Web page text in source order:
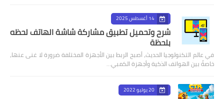
14 أغسطس 2025
شرح وتحميل تطبيق مشاركة شاشة الهاتف لحظه
بلحظة
في عالم التكنولوجيا الحديث، أصبح الربط بين الأجهزة المختلفة ضرورة لا غنى عنها،
خاصةً بين الهواتف الذكية وأجهزة الكمبي…
20 يوليو 2022